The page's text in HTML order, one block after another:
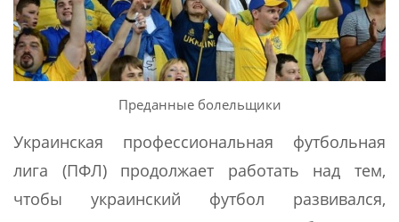
Преданные болельщики
Украинская профессиональная футбольная
лига (ПФЛ) продолжает работать над тем,
чтобы украинский футбол развивался,